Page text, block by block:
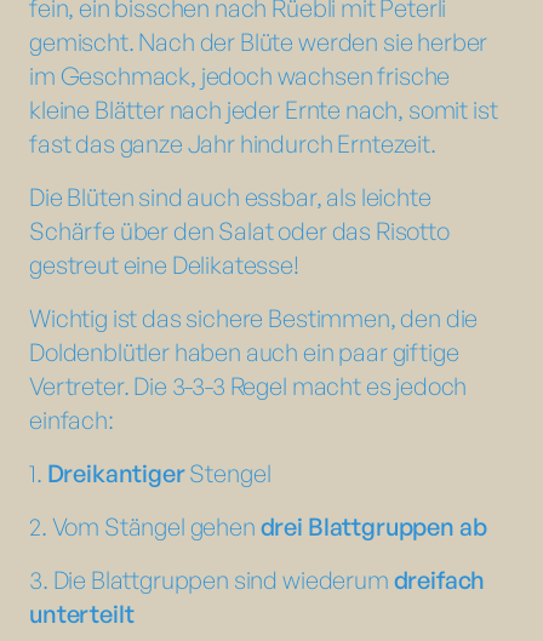
fein, ein bisschen nach Rüebli mit Peterli
gemischt. Nach der Blüte werden sie herber
im Geschmack, jedoch wachsen frische
kleine Blätter nach jeder Ernte nach, somit ist
fast das ganze Jahr hindurch Erntezeit.
Die Blüten sind auch essbar, als leichte
Schärfe über den Salat oder das Risotto
gestreut eine Delikatesse!
Wichtig ist das sichere Bestimmen, den die
Doldenblütler haben auch ein paar giftige
Vertreter. Die 3-3-3 Regel macht es jedoch
einfach:
1. DreikantigerStengel
2. Vom Stängel gehen drei Blattgruppen ab
3. Die Blattgruppen sind wiederum dreifach
unterteilt